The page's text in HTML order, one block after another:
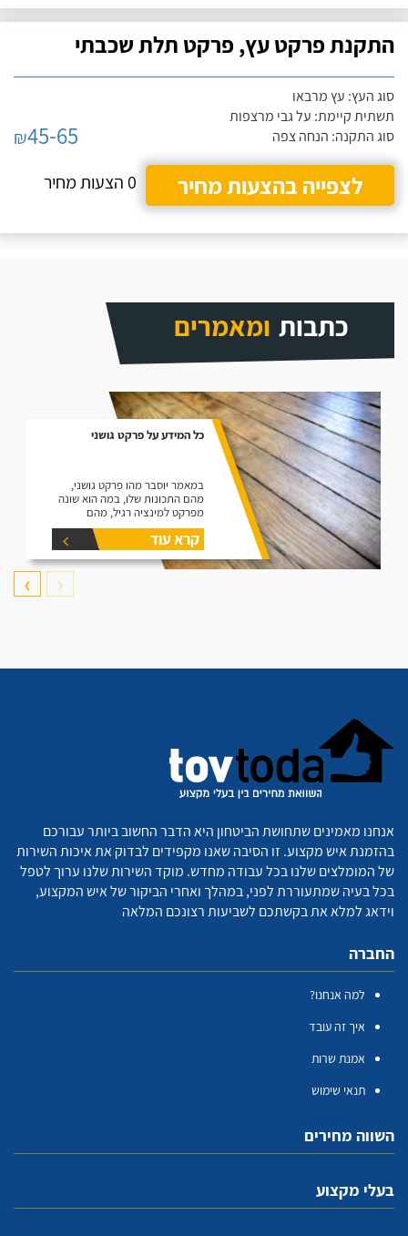
התקנת פרקט עץ, פרקט תלת שכבתי
סוג העץ: עץ מרבאו
תשתית קיימת: על גבי מרצפות
סוג התקנה: הנחה צפה
₪45-65
לצפייה בהצעות מחיר
0 הצעות מחיר
כתבות ומאמרים
כל המידע על פרקט גושני
במאמר יוסבר מהו פרקט גושני,
מהם התכונות שלו, במה הוא שונה
מפרקט למינציה רגיל, מהם
היתרונות שלו ומהם החסרונות שלו.
קרא עוד
❮
❯
אנחנו מאמינים שתחושת הביטחון היא הדבר החשוב ביותר עבורכם
בהזמנת איש מקצוע. זו הסיבה שאנו מקפידים לבדוק את איכות השירות
של המומלצים שלנו בכל עבודה מחדש. מוקד השירות שלנו ערוך לטפל
בכל בעיה שמתעוררת לפני, במהלך ואחרי הביקור של איש המקצוע,
וידאג למלא את בקשתכם לשביעות רצונכם המלאה
החברה
למה אנחנו?
איך זה עובד
אמנת שרות
תנאי שימוש
השווה מחירים
בעלי מקצוע